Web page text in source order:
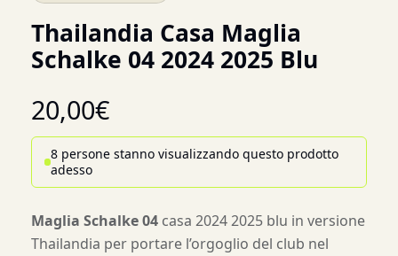
Thailandia Casa Maglia
Schalke 04 2024 2025 Blu
20,00€
8 persone stanno visualizzando questo prodotto
adesso
Maglia Schalke 04 casa 2024 2025 blu in versione
Thailandia per portare l’orgoglio del club nel